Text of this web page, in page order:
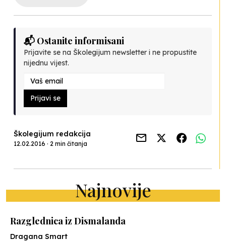
📬 Ostanite informisani
Prijavite se na Školegijum newsletter i ne propustite
nijednu vijest.
Prijavi se
Školegijum redakcija
12.02.2016 · 2 min čitanja
Najnovije
Razglednica iz Dismalanda
Dragana Smart